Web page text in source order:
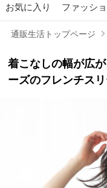
ー
バ
ュ
ー
お気に入り ファッシ
通販生活トップページ
着こなしの幅が広
ーズのフレンチスリ